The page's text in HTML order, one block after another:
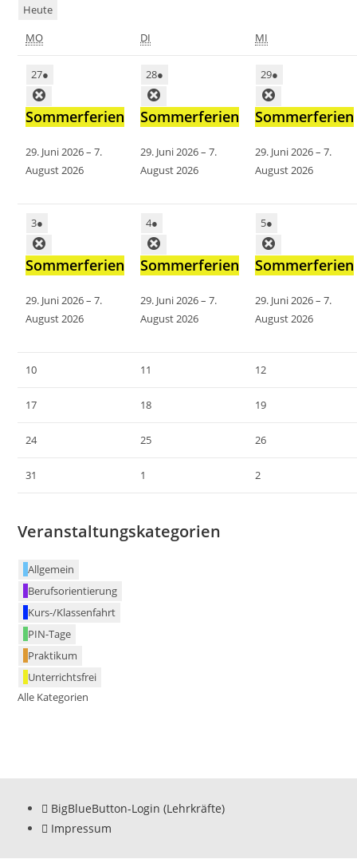
Heute
MO
DI MI
27●
Sommerferien
29. Juni 2026–7.
August 2026
28●
Sommerferien
29. Juni 2026–7.
August 2026
29●
Sommerferien
29. Juni 2026–7.
August 2026
3●
Sommerferien
29. Juni 2026–7.
August 2026
4●
Sommerferien
29. Juni 2026–7.
August 2026
5●
Sommerferien
29. Juni 2026–7.
August 2026
10 11 12
17 18 19
24 25 26
31 1 2
Veranstaltungskategorien
Allgemein
Berufsorientierung
Kurs-/Klassenfahrt
PIN-Tage
Praktikum
Unterrichtsfrei
Alle Kategorien
BigBlueButton-Login (Lehrkräfte)
Impressum